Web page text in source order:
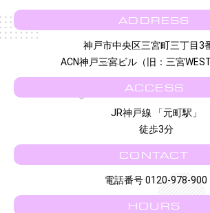
ADDRESS
神戸市中央区三宮町三丁目3
ACN神戸三宮ビル（旧：三宮
ACCESS
JR神戸線 「元町駅」
徒歩3分
CONTACT
電話番号 0120-978-900
HOURS